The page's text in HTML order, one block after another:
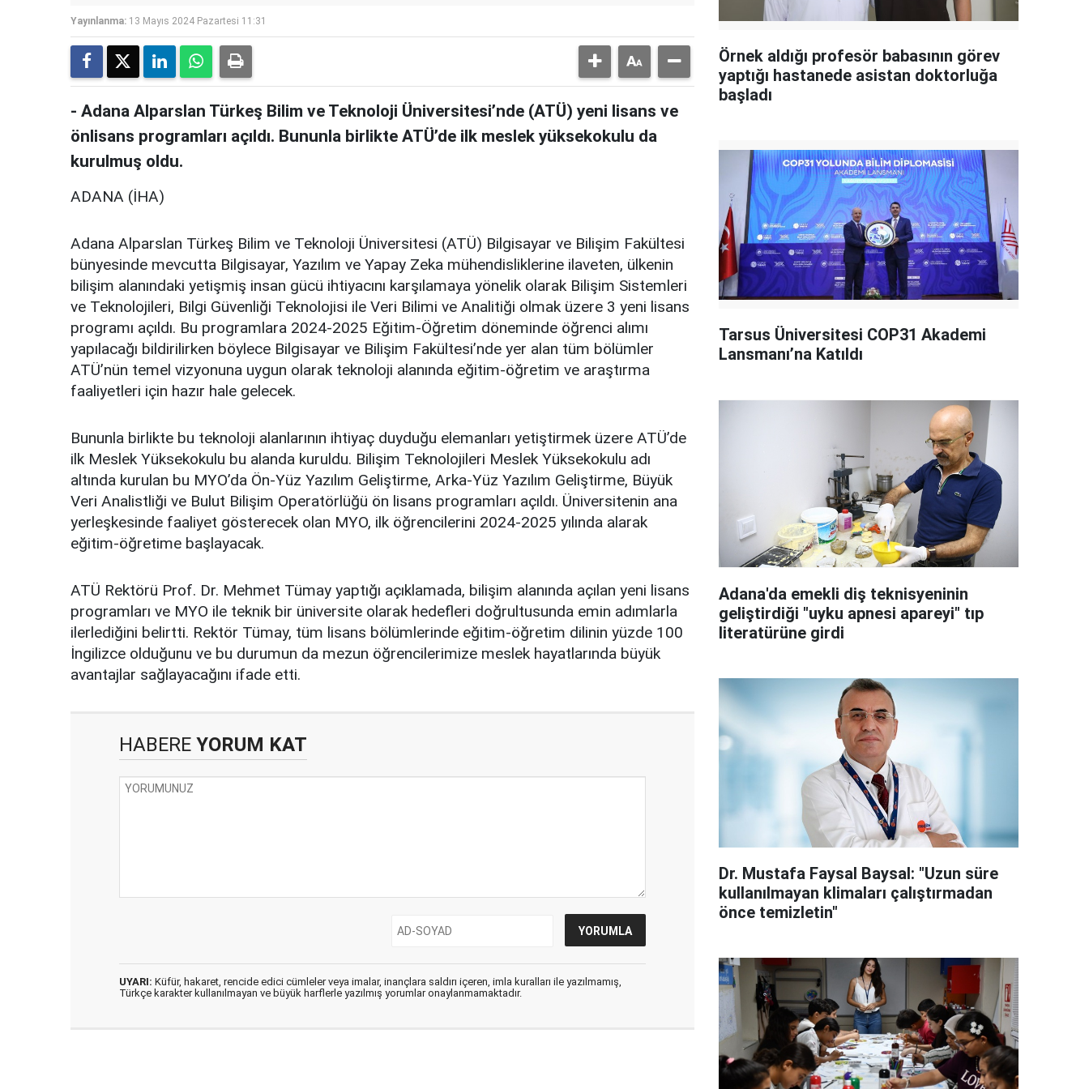
Yayınlanma: 13 Mayıs 2024 Pazartesi 11:31
- Adana Alparslan Türkeş Bilim ve Teknoloji Üniversitesi’nde (ATÜ) yeni lisans ve
önlisans programları açıldı. Bununla birlikte ATÜ’de ilk meslek yüksekokulu da
kurulmuş oldu.
ADANA (İHA)
Adana Alparslan Türkeş Bilim ve Teknoloji Üniversitesi (ATÜ) Bilgisayar ve Bilişim Fakültesi
bünyesinde mevcutta Bilgisayar, Yazılım ve Yapay Zeka mühendisliklerine ilaveten, ülkenin
bilişim alanındaki yetişmiş insan gücü ihtiyacını karşılamaya yönelik olarak Bilişim Sistemleri
ve Teknolojileri, Bilgi Güvenliği Teknolojisi ile Veri Bilimi ve Analitiği olmak üzere 3 yeni lisans
programı açıldı. Bu programlara 2024-2025 Eğitim-Öğretim döneminde öğrenci alımı
yapılacağı bildirilirken böylece Bilgisayar ve Bilişim Fakültesi’nde yer alan tüm bölümler
ATÜ’nün temel vizyonuna uygun olarak teknoloji alanında eğitim-öğretim ve araştırma
faaliyetleri için hazır hale gelecek.
Bununla birlikte bu teknoloji alanlarının ihtiyaç duyduğu elemanları yetiştirmek üzere ATÜ’de
ilk Meslek Yüksekokulu bu alanda kuruldu. Bilişim Teknolojileri Meslek Yüksekokulu adı
altında kurulan bu MYO’da Ön-Yüz Yazılım Geliştirme, Arka-Yüz Yazılım Geliştirme, Büyük
Veri Analistliği ve Bulut Bilişim Operatörlüğü ön lisans programları açıldı. Üniversitenin ana
yerleşkesinde faaliyet gösterecek olan MYO, ilk öğrencilerini 2024-2025 yılında alarak
eğitim-öğretime başlayacak.
ATÜ Rektörü Prof. Dr. Mehmet Tümay yaptığı açıklamada, bilişim alanında açılan yeni lisans
programları ve MYO ile teknik bir üniversite olarak hedefleri doğrultusunda emin adımlarla
ilerlediğini belirtti. Rektör Tümay, tüm lisans bölümlerinde eğitim-öğretim dilinin yüzde 100
İngilizce olduğunu ve bu durumun da mezun öğrencilerimize meslek hayatlarında büyük
avantajlar sağlayacağını ifade etti.
HABERE YORUM KAT
UYARI: Küfür, hakaret, rencide edici cümleler veya imalar, inançlara saldırı içeren, imla kuralları ile yazılmamış,
Türkçe karakter kullanılmayan ve büyük harflerle yazılmış yorumlar onaylanmamaktadır.
Örnek aldığı profesör babasının görev
yaptığı hastanede asistan doktorluğa
başladı
Tarsus Üniversitesi COP31 Akademi
Lansmanı’na Katıldı
Adana'da emekli diş teknisyeninin
geliştirdiği "uyku apnesi apareyi" tıp
literatürüne girdi
Dr. Mustafa Faysal Baysal: "Uzun süre
kullanılmayan klimaları çalıştırmadan
önce temizletin"